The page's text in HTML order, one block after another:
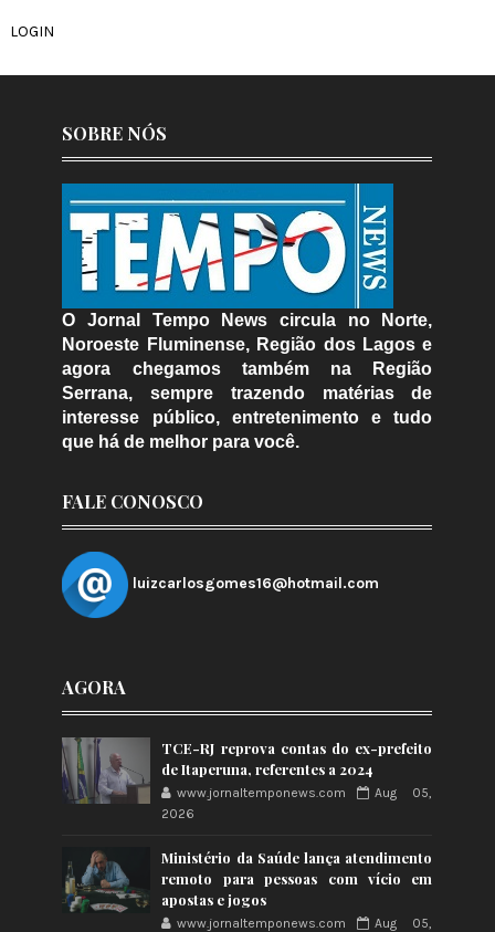
LOGIN
SOBRE NÓS
O Jornal Tempo News circula no Norte,
Noroeste Fluminense, Região dos Lagos e
agora chegamos também na Região
Serrana, sempre trazendo matérias de
interesse público, entretenimento e tudo
que há de melhor para você.
FALE CONOSCO
luizcarlosgomes16@hotmail.com
AGORA
TCE-RJ reprova contas do ex-prefeito
de Itaperuna, referentes a 2024
www.jornaltemponews.com
Aug 05,
2026
Ministério da Saúde lança atendimento
remoto para pessoas com vício em
apostas e jogos
www.jornaltemponews.com
Aug 05,